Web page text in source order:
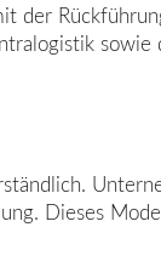
der
sowie
Dieses